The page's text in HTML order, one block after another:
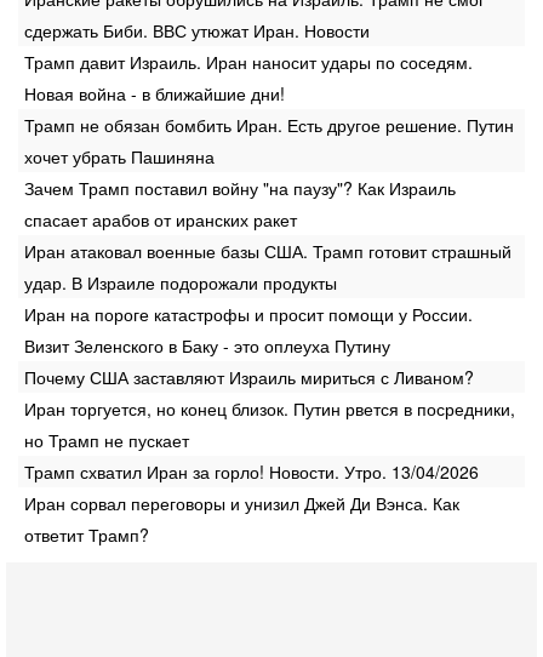
сдержать Биби. ВВС утюжат Иран. Новости
Трамп давит Израиль. Иран наносит удары по соседям.
Новая война - в ближайшие дни!
Трамп не обязан бомбить Иран. Есть другое решение. Путин
хочет убрать Пашиняна
Зачем Трамп поставил войну "на паузу"? Как Израиль
спасает арабов от иранских ракет
Иран атаковал военные базы США. Трамп готовит страшный
удар. В Израиле подорожали продукты
Иран на пороге катастрофы и просит помощи у России.
Визит Зеленского в Баку - это оплеуха Путину
Почему США заставляют Израиль мириться с Ливаном?
Иран торгуется, но конец близок. Путин рвется в посредники,
но Трамп не пускает
Трамп схватил Иран за горло! Новости. Утро. 13/04/2026
Иран сорвал переговоры и унизил Джей Ди Вэнса. Как
ответит Трамп?